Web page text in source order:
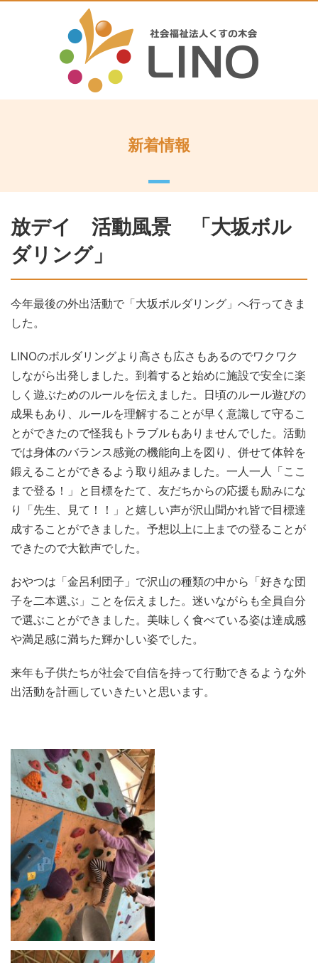
新着情報
放デイ 活動風景 「大坂ボル
ダリング」
今年最後の外出活動で「大坂ボルダリング」へ行ってきま
した。
LINOのボルダリングより高さも広さもあるのでワクワク
しながら出発しました。到着すると始めに施設で安全に楽
しく遊ぶためのルールを伝えました。日頃のルール遊びの
成果もあり、ルールを理解することが早く意識して守るこ
とができたので怪我もトラブルもありませんでした。活動
では身体のバランス感覚の機能向上を図り、併せて体幹を
鍛えることができるよう取り組みました。一人一人「ここ
まで登る！」と目標をたて、友だちからの応援も励みにな
り「先生、見て！！」と嬉しい声が沢山聞かれ皆で目標達
成することができました。予想以上に上までの登ることが
できたので大歓声でした。
おやつは「金呂利団子」で沢山の種類の中から「好きな団
子を二本選ぶ」ことを伝えました。迷いながらも全員自分
で選ぶことができました。美味しく食べている姿は達成感
や満足感に満ちた輝かしい姿でした。
来年も子供たちが社会で自信を持って行動できるような外
出活動を計画していきたいと思います。